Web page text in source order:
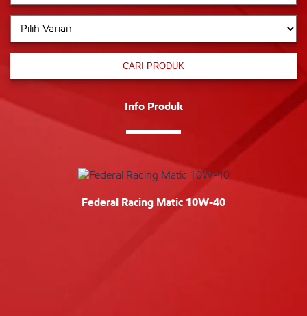
CARI PRODUK
Info Produk
Federal Racing Matic 10W-40